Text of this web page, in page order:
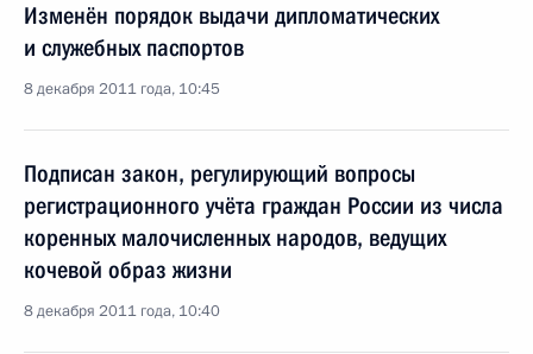
Изменён порядок выдачи дипломатических
и служебных паспортов
8 декабря 2011 года, 10:45
Подписан закон, регулирующий вопросы
регистрационного учёта граждан России из числа
коренных малочисленных народов, ведущих
кочевой образ жизни
8 декабря 2011 года, 10:40